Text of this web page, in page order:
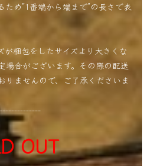
ため”1番端から端まで”の長さで表
梱包をしたサイズより大きくな
場合がございます。その際の配送
りませんので、ご了承くださいま
OUT